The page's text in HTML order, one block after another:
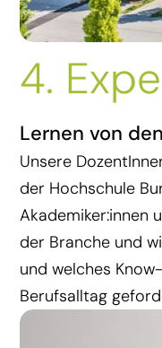
4.
Lernen von
Unsere
der Hochschule
Akademiker:innen
der Branche und
und welches
Berufsalltag